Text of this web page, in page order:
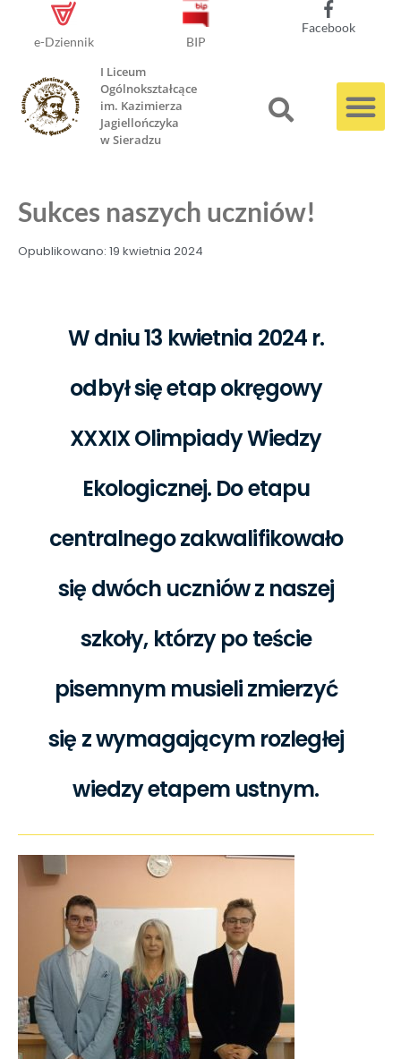
e-Dziennik BIP
Facebook
I Liceum
Ogólnokształcące
im. Kazimierza
Jagiellończyka
w Sieradzu
Sukces naszych uczniów!
Opublikowano: 19 kwietnia 2024
W dniu 13 kwietnia 2024 r.
odbył się etap okręgowy
XXXIX Olimpiady Wiedzy
Ekologicznej. Do etapu
centralnego zakwalifikowało
się dwóch uczniów z naszej
szkoły, którzy po teście
pisemnym musieli zmierzyć
się z wymagającym rozległej
wiedzy etapem ustnym.